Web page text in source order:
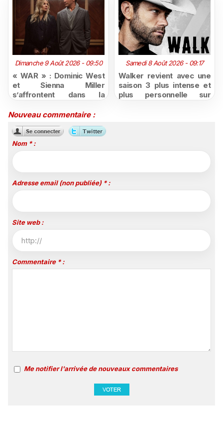
Dimanche 9 Août 2026 - 09:50
« WAR » : Dominic West
et Sienna Miller
s’affrontent dans la
de HBO Max dès le 2
Samedi 8 Août 2026 - 09:17
Walker revient avec une
saison 3 plus intense et
plus personnelle sur
Nouveau commentaire :
Nom * :
Adresse email (non publiée) * :
Site web :
Commentaire * :
Me notifier l'arrivée de nouveaux commentaires